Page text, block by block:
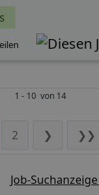
1 - 10 von 14
2 ❯ ❯❯
Job-